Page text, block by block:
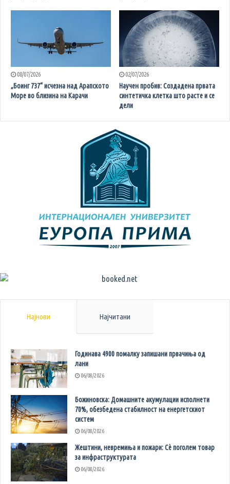
08/07/2026
„Боинг 737“ исчезна над Арапското
Море во близина на Карачи
02/07/2026
Научен пробив: Создадена првата
синтетичка клетка што расте и се
дели
Најнови Најчитани
Годинава 4900 помалку запишани првачиња од
лани
06/08/2026
Божиновска: Домашните акумулации исполнети
70%, обезбедена стабилност на енергетскиот
систем
06/08/2026
Жештини, невремиња и пожари: Сè поголем товар
за инфраструктурата
06/08/2026